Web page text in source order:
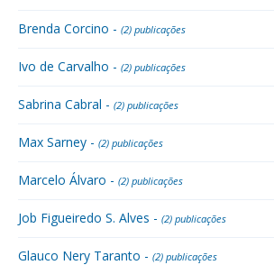
Brenda Corcino - (2) publicações
Ivo de Carvalho - (2) publicações
Sabrina Cabral - (2) publicações
Max Sarney - (2) publicações
Marcelo Álvaro - (2) publicações
Job Figueiredo S. Alves - (2) publicações
Glauco Nery Taranto - (2) publicações